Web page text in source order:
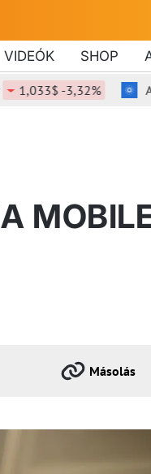
VIDEÓK SHOP
-3,32% ADA
Másolás